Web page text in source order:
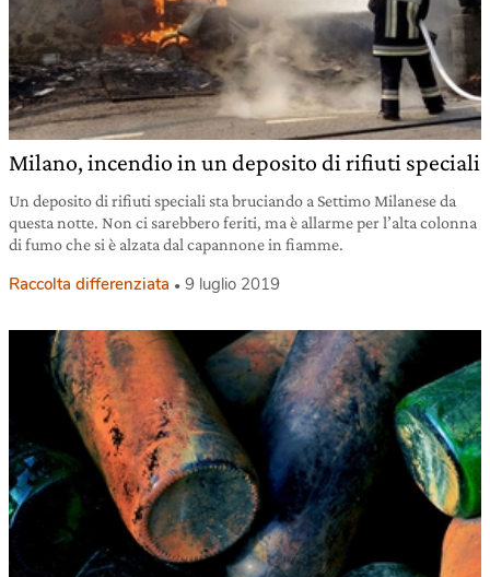
Milano, incendio in un deposito di rifiuti speciali
Un deposito di rifiuti speciali sta bruciando a Settimo Milanese da
questa notte. Non ci sarebbero feriti, ma è allarme per l’alta colonna
di fumo che si è alzata dal capannone in fiamme.
Raccolta differenziata 9 luglio 2019